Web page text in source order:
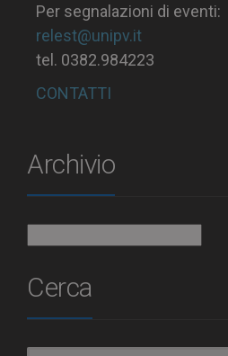
Per segnalazioni di eventi:
relest@unipv.it
tel. 0382.984223
CONTATTI
Archivio
Cerca